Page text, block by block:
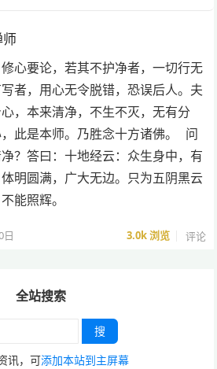
师
心要论，若其不护净者，一切行无
者，用心无令脱错，恐误后人。夫
，本来清净，不生不灭，无有分
此是本师。乃胜念十方诸佛。 问
？答曰：十地经云：众生身中，有
明圆满，广大无边。只为五阴黑云
能照辉。
日 3.0k浏览 评论
全站搜索
搜
讯，可添加本站到主屏幕